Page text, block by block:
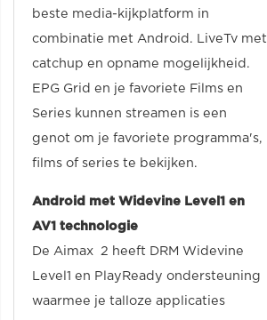
beste media-kijkplatform in
combinatie met Android. LiveTv met
catchup en opname mogelijkheid.
EPG Grid en je favoriete Films en
Series kunnen streamen is een
genot om je favoriete programma's,
films of series te bekijken.
Android met Widevine Level1 en
AV1 technologie
De Aimax 2 heeft DRM Widevine
Level1 en PlayReady ondersteuning
waarmee je talloze applicaties